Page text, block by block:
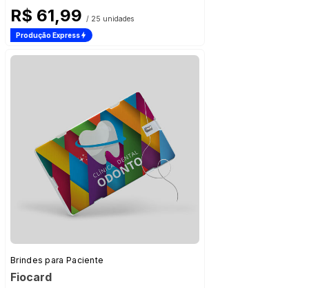
R$ 61,99 / 25 unidades
Produção Express
Brindes para Paciente
Fiocard